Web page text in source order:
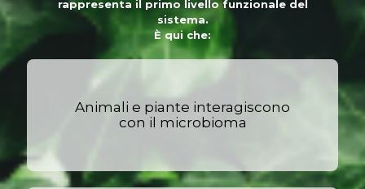
rappresenta il primo livello funzionaledel
sistema.
È qui che:
Animali e piante interagiscono
con il microbioma